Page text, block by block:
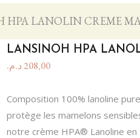
HPA LANOLIN CREME
LANSINOH HPA
208,00د.م.
Composition 100% lanoline
protège les mamelons
notre crème HPA® Lanoline en